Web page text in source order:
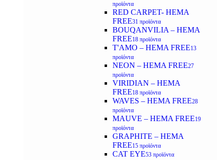
προϊόντα
RED CARPET- HEMA
FREE31 προϊόντα
BOUQANVILIA – HEMA
FREE18 προϊόντα
T'AMO – HEMA FREE13
προϊόντα
NEON – HEMA FREE27
προϊόντα
VIRIDIAN – HEMA
FREE18 προϊόντα
WAVES – HEMA FREE28
προϊόντα
MAUVE – HEMA FREE19
προϊόντα
GRAPHITE – HEMA
FREE15 προϊόντα
CAT EYE53 προϊόντα